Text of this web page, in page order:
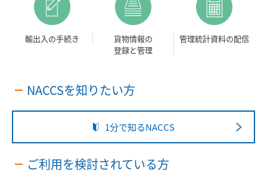
輸出入の手続き
貨物情報の
登録と管理
管理統計資料の配信
NACCSを知りたい方
1分で知るNACCS
ご利用を検討されている方